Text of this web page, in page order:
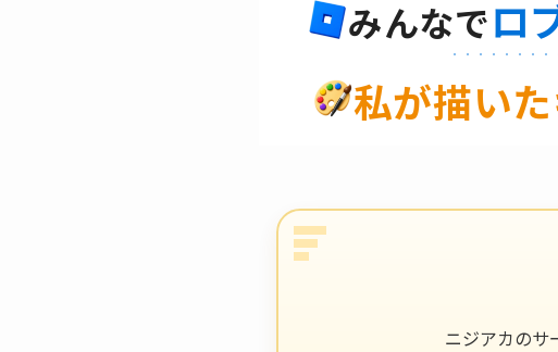
みんなでロ
私が描い
ニジアカのサ